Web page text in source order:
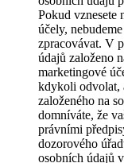
Pokud vznesete
účely,
zpracovávat. V
údajů založeno
marketingové
kdykoli odvolat,
založeného na
domníváte, že
právními
dozorového
osobních údajů